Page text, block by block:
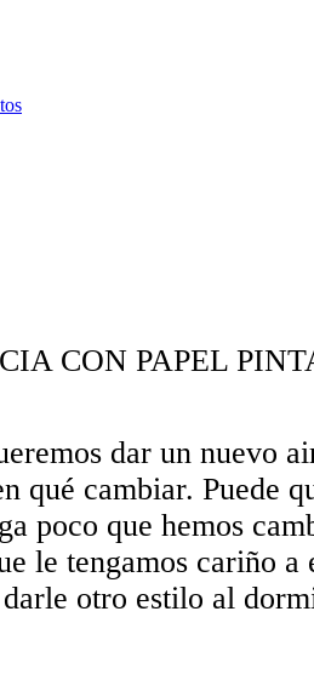
CON PAPEL
dar un nuevo
qué cambiar. Puede
poco que hemos
le tengamos cariño a
darle otro estilo al